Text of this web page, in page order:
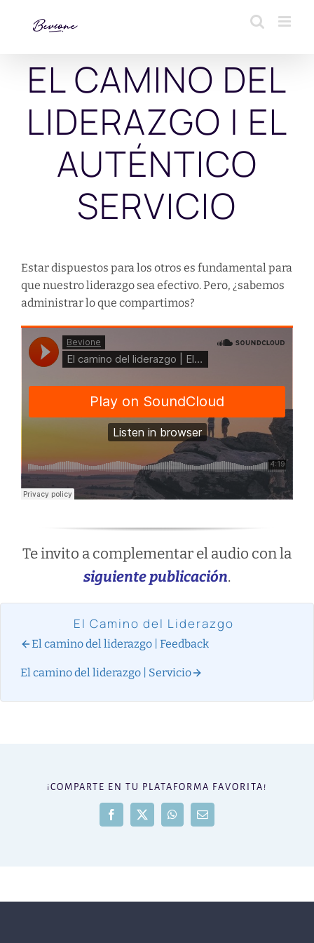
EL CAMINO DEL
LIDERAZGO | EL
AUTÉNTICO
SERVICIO
Estar dispuestos para los otros es fundamental para
que nuestro liderazgo sea efectivo. Pero, ¿sabemos
administrar lo que compartimos?
Te invito a complementar el audio con la
siguientepublicación.
El Camino del Liderazgo
El camino del liderazgo | Feedback
El camino del liderazgo | Servicio
¡COMPARTE EN TU PLATAFORMA FAVORITA!
Facebook
X WhatsAppCorreo